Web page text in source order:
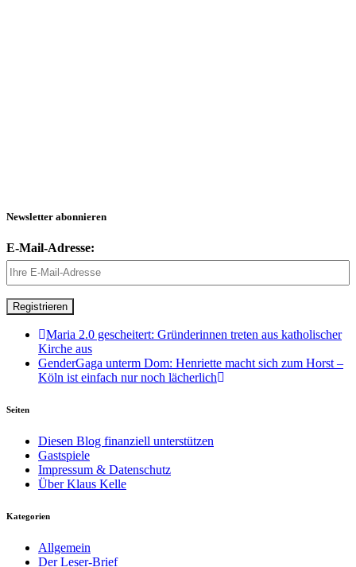
Newsletter abonnieren
E-Mail-Adresse:
Maria 2.0 gescheitert: Gründerinnen treten aus katholischer
Kirche aus
GenderGaga unterm Dom: Henriette macht sich zum Horst –
Köln ist einfach nur noch lächerlich
Seiten
Diesen Blog finanziell unterstützen
Gastspiele
Impressum & Datenschutz
Über Klaus Kelle
Kategorien
Allgemein
Der Leser-Brief